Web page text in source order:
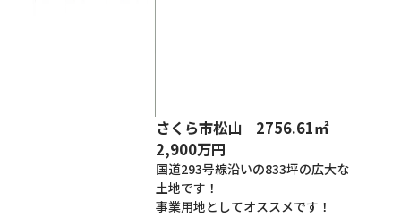
さくら市松山 2756.61㎡
2,900万円
国道293号線沿いの833坪の広大な
土地です！
事業用地としてオススメです！